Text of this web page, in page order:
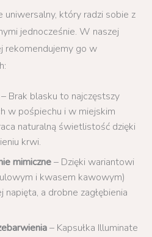
który radzi sobie z
jednocześnie. W naszej
rekomendujemy go w
– Brak blasku to najczęstszy
w pośpiechu i w miejskim
naturalną świetlistość dzięki
krwi.
mimiczne– Dzięki wariantowi
i kwasem kawowym)
a drobne zagłębienia
– Kapsułka Illuminate